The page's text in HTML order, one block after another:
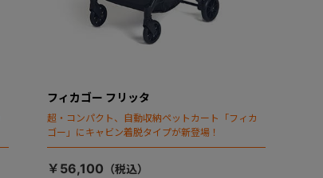
フィカゴー フリッタ
超・コンパクト、自動収納ペットカート「フィカ
ゴー」にキャビン着脱タイプが新登場！
￥56,100